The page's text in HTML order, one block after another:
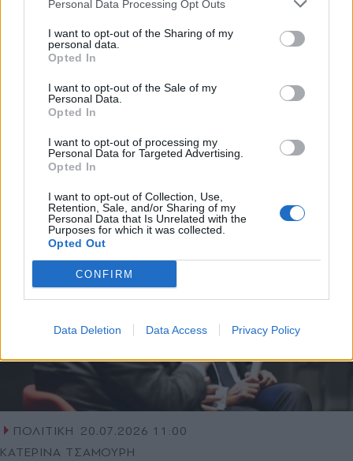
Personal Data Processing Opt Outs
I want to opt-out of the Sharing of my
personal data.
Opted In
I want to opt-out of the Sale of my
Personal Data.
Opted In
I want to opt-out of processing my
Personal Data for Targeted Advertising.
Opted In
I want to opt-out of Collection, Use,
Retention, Sale, and/or Sharing of my
Personal Data that Is Unrelated with the
Purposes for which it was collected.
Opted Out
CONFIRM
Data Deletion Data Access Privacy Policy
ΠΟΛΙΤΙΚΗ 24.04.2022 09:34
Σακελλαροπούλου: Το Αναστάσιμο φως
μας για ειρήνη και ευημερία
ΠΟΛΙΤΙΚΗ
20.07.2026 11:00
ΚΑΤΕΡΙΝΑ ΤΣΑΜΟΥΡΗ
Αποδέχομαι τους
και την πολιτική απορρήτου
X